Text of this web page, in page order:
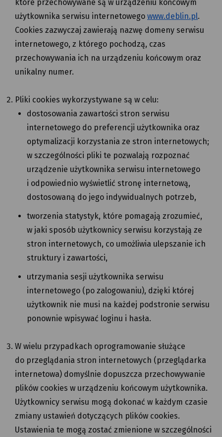
które przechowywane są w urządzeniu końcowym
użytkownika serwisu internetowego www.deblin.pl.
Cookies zazwyczaj zawierają nazwę domeny serwisu
internetowego, z którego pochodzą, czas
przechowywania ich na urządzeniu końcowym oraz
unikalny numer.
Pliki cookies wykorzystywane są w celu:
dostosowania zawartości stron serwisu
internetowego do preferencji użytkownika oraz
optymalizacji korzystania ze stron internetowych;
w szczególności pliki te pozwalają rozpoznać
urządzenie użytkownika serwisu internetowego
i odpowiednio wyświetlić stronę internetową,
dostosowaną do jego indywidualnych potrzeb,
tworzenia statystyk, które pomagają zrozumieć,
w jaki sposób użytkownicy serwisu korzystają ze
stron internetowych, co umożliwia ulepszanie ich
struktury i zawartości,
utrzymania sesji użytkownika serwisu
internetowego (po zalogowaniu), dzięki której
użytkownik nie musi na każdej podstronie serwisu
ponownie wpisywać loginu i hasła.
W wielu przypadkach oprogramowanie służące
do przeglądania stron internetowych (przeglądarka
internetowa) domyślnie dopuszcza przechowywanie
plików cookies w urządzeniu końcowym użytkownika.
Użytkownicy serwisu mogą dokonać w każdym czasie
zmiany ustawień dotyczących plików cookies.
Ustawienia te mogą zostać zmienione w szczególności